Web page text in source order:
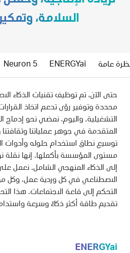
السلامة،
عامة ENERGYai
Neuron 5
حتى الآن، تم توظيف تقنيات الذكاء
محددة وتوفير رؤى تدعم اتخاذ القرارات
التشغيلية. واليوم، نمضي نحو إدماج
المتقدمة في جوهر عملياتنا وثقافتنا
توسيع نطاق استخدام حلوله وأدوات
مستوى المؤسسة بأكملها. إنها نقلة
إلى الذكاء المنهجي الشامل. نعمل
الاصطناعي في كل وردية عمل، وكل
التحكم إلى قاعة الاجتماعات. هذا
تقديم طاقة أكثر ذكاءً وسرعة
ENERGYai